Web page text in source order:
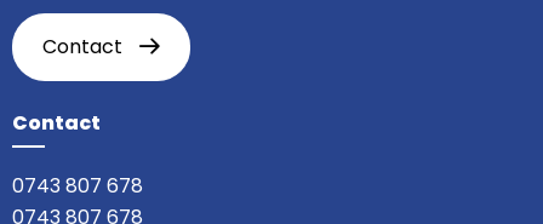
Contact
Contact
0743 807 678
0743 807 678